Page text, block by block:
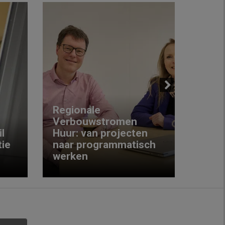
Regionale
Verbouwstromen
Huur: van projecten
naar programmatisch
werken
Next